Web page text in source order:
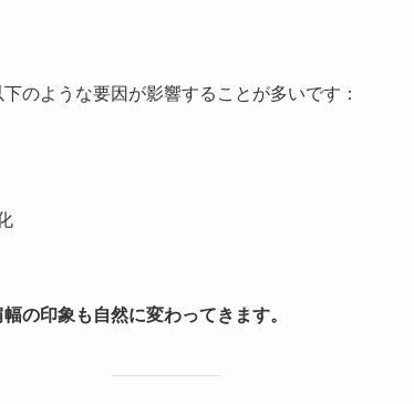
のような要因が影響することが多いです：
の印象も自然に変わってきます。